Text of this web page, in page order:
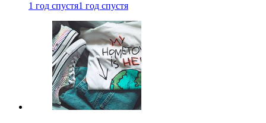
1 год спустя1 год спустя